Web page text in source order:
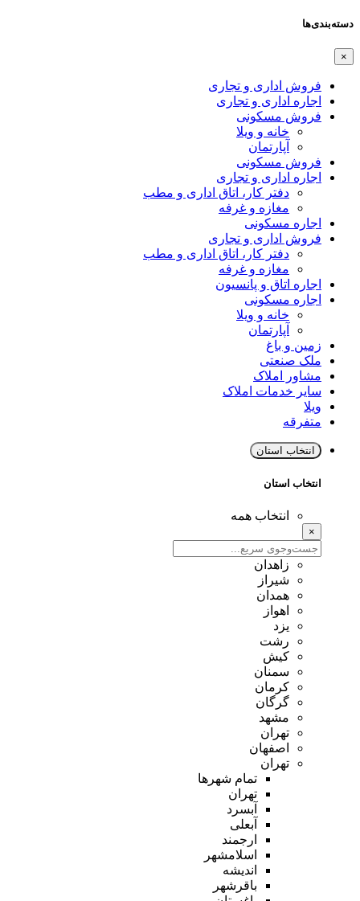
دسته‌بندی‌ها
×
فروش اداری و تجاری
اجاره اداری و تجاری
فروش مسکونی
خانه و ویلا
آپارتمان
فروش مسکونی
اجاره اداری و تجاری
دفتر کار، اتاق اداری و مطب
مغازه و غرفه
اجاره مسکونی
فروش اداری و تجاری
دفتر کار، اتاق اداری و مطب
مغازه و غرفه
اجاره اتاق و پانسیون
اجاره مسکونی
خانه و ویلا
آپارتمان
زمین و باغ
ملک صنعتی
مشاور املاک
سایر خدمات املاک
ویلا
متفرقه
انتخاب استان
انتخاب استان
انتخاب همه
×
زاهدان
شیراز
همدان
اهواز
یزد
رشت
کیش
سمنان
کرمان
گرگان
مشهد
تهران
اصفهان
تهران
تمام شهر‌ها
تهران
آبسرد
آبعلی
ارجمند
اسلامشهر
اندیشه
باقرشهر